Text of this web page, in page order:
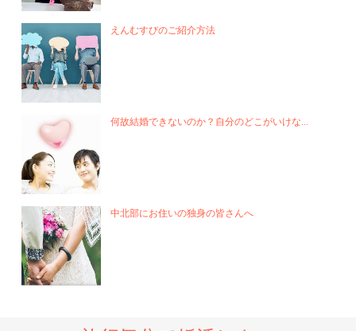
えんむすびのご紹介方法
何故結婚できないのか？自分のどこがいけな...
中北部にお住いの独身の皆さんへ